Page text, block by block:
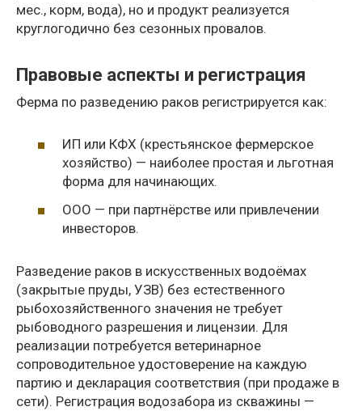
мес., корм, вода), но и продукт реализуется
круглогодично без сезонных провалов.
Правовые аспекты и регистрация
Ферма по разведению раков регистрируется как:
ИП или КФХ (крестьянское фермерское
хозяйство) — наиболее простая и льготная
форма для начинающих.
ООО — при партнёрстве или привлечении
инвесторов.
Разведение раков в искусственных водоёмах
(закрытые пруды, УЗВ) без естественного
рыбохозяйственного значения не требует
рыбоводного разрешения и лицензии. Для
реализации потребуется ветеринарное
сопроводительное удостоверение на каждую
партию и декларация соответствия (при продаже в
сети). Регистрация водозабора из скважины —